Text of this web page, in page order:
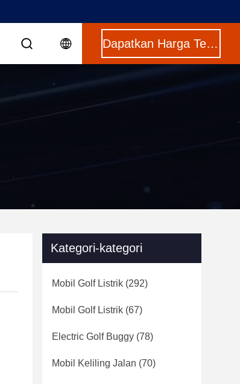
Dapatkan Harga Terbaik
Kategori-kategori
Mobil Golf Listrik (292)
Mobil Golf Listrik (67)
Electric Golf Buggy (78)
Mobil Keliling Jalan (70)